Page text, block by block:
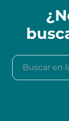
Buscar en la